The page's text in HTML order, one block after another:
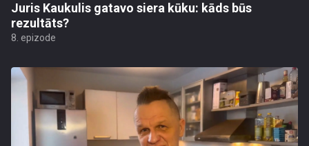
Juris Kaukulis gatavo siera kūku: kāds būs
rezultāts?
8. epizode